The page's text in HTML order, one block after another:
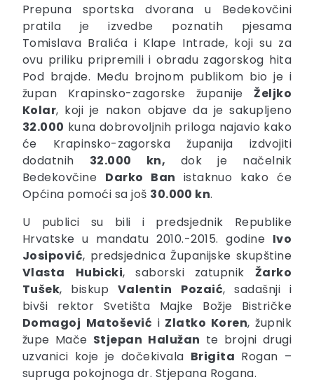
Prepuna sportska dvorana u Bedekovčini
pratila je izvedbe poznatih pjesama
Tomislava Bralića i Klape Intrade, koji su za
ovu priliku pripremili i obradu zagorskog hita
Pod brajde. Među brojnom publikom bio je i
župan Krapinsko-zagorske županijeŽeljko
Kolar, koji je nakon objave da je sakupljeno
32.000 kuna dobrovoljnih priloga najavio kako
će Krapinsko-zagorska županija izdvojiti
dodatnih 32.000 kn, dok je načelnik
Bedekovčine Darko Ban istaknuo kako će
Općina pomoći sa još 30.000 kn.
U publici su bili i predsjednik Republike
Hrvatske u mandatu 2010.-2015. godine Ivo
Josipović, predsjednica Županijske skupštine
Vlasta
Hubicki, saborski zatupnik Žarko
Tušek, biskup Valentin Pozaić, sadašnji i
bivši rektor Svetišta Majke Božje Bistričke
Domagoj Matošević i Zlatko Koren, župnik
župe Mače Stjepan Halužan te brojni drugi
uzvanici koje je dočekivala Brigita Rogan –
supruga pokojnoga dr. Stjepana Rogana.